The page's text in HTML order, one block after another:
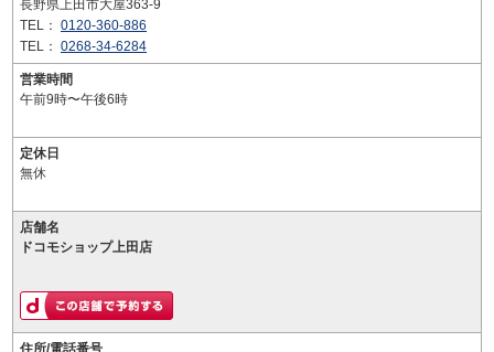
長野県上田市大屋363-9
TEL： 0120-360-886
TEL： 0268-34-6284
営業時間
午前9時〜午後6時
定休日
無休
店舗名
ドコモショップ上田店
住所/電話番号